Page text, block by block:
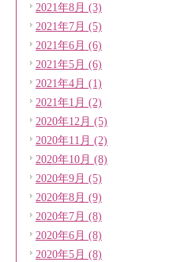
2021年8月 (3)
2021年7月 (5)
2021年6月 (6)
2021年5月 (6)
2021年4月 (1)
2021年1月 (2)
2020年12月 (5)
2020年11月 (2)
2020年10月 (8)
2020年9月 (5)
2020年8月 (9)
2020年7月 (8)
2020年6月 (8)
2020年5月 (8)